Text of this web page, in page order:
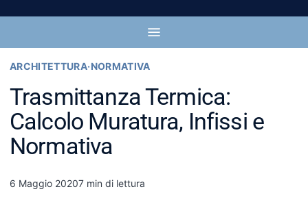
ARCHITETTURA·NORMATIVA
Trasmittanza Termica:
Calcolo Muratura, Infissi e
Normativa
6 Maggio 20207 min di lettura